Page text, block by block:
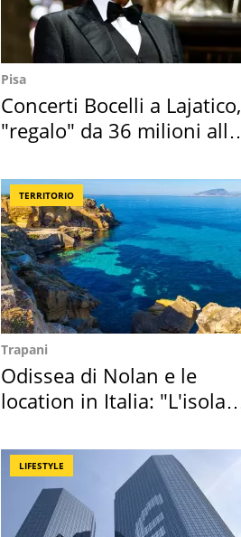
Pisa
Concerti Bocelli a Lajatico,
"regalo" da 36 milioni alla
TERRITORIO
Trapani
Odissea di Nolan e le
location in Italia: "L'isola
LIFESTYLE